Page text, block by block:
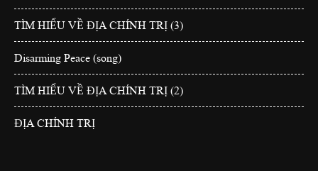
TÌM HIỂU VỀ ĐỊA CHÍNH TRỊ (3)
Disarming Peace (song)
TÌM HIỂU VỀ ĐỊA CHÍNH TRỊ (2)
ĐỊA CHÍNH TRỊ